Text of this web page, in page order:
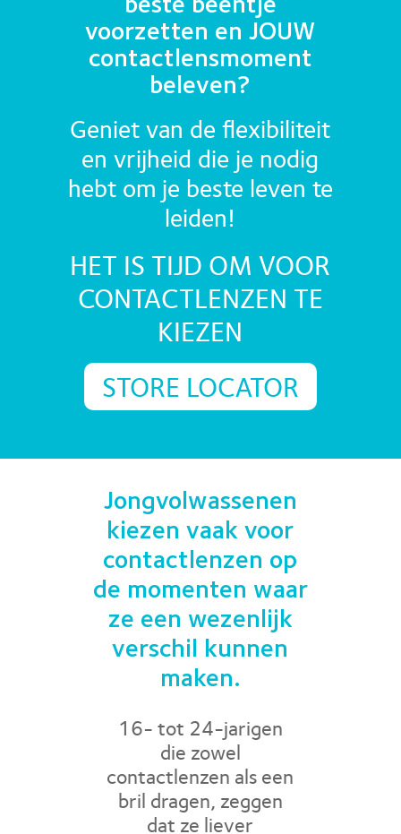
voorzetten en JOUW
contactlensmoment
beleven?
Geniet van de flexibiliteit
en vrijheid die je nodig
hebt om je beste leven te
leiden!
HET IS TIJD OM VOOR
CONTACTLENZEN TE
KIEZEN
STORE LOCATOR
Jongvolwassenen
kiezen vaak voor
contactlenzen op
de momenten waar
ze een wezenlijk
verschil kunnen
maken.
16- tot 24-jarigen
die zowel
contactlenzen als een
bril dragen, zeggen
dat ze liever